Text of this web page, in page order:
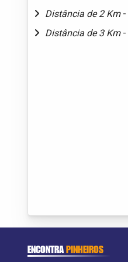
Distância de 2 Km -
Distância de 3 Km -
ENCONTRAPINHEIROS